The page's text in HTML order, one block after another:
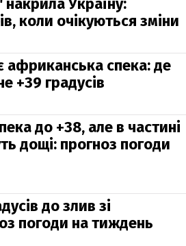
коли очікуються зміни
африканська спека: де
+39 градусів
до +38, але в частині
дощі: прогноз погоди
до злив зі
погоди на тиждень